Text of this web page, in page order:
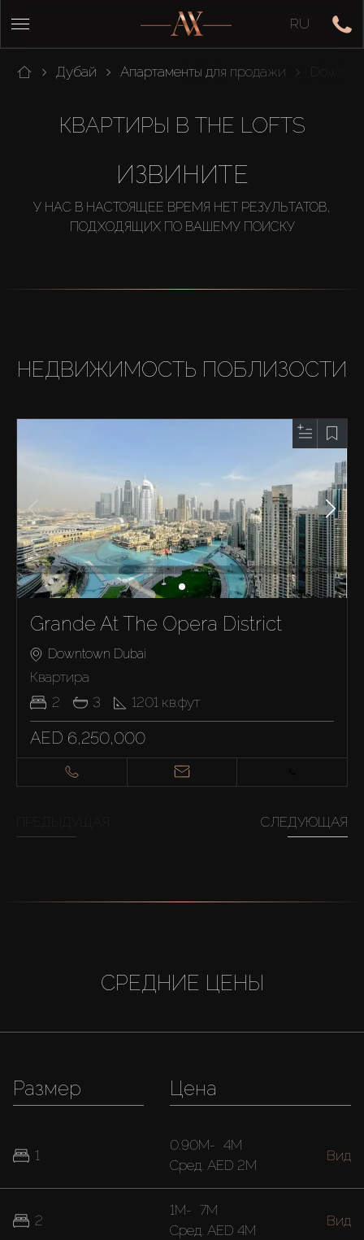
RU
Дубай Апартаменты для продажи
КВАРТИРЫ В THE LOFTS
ИЗВИНИТЕ
У НАС В НАСТОЯЩЕЕ ВРЕМЯ НЕТ РЕЗУЛЬТАТОВ,
ПОДХОДЯЩИХ ПО ВАШЕМУ ПОИСКУ
НЕДВИЖИМОСТЬ ПОБЛИЗОСТИ
Grande At The Opera District
Downtown Dubai
Квартира
2
3 1201 кв.фут
AED 6,250,000
СЛЕДУЮЩАЯ
СРЕДНИЕ ЦЕНЫ
Размер
1
2
Цена
0.90M- 4M
Cред. AED 2M
Вид
1M- 7M
Cред. AED 4M
Вид